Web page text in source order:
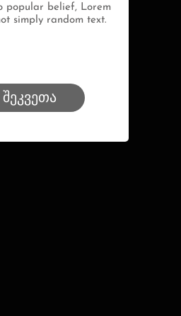
popular belief, Lorem
simply random text.
შეკვეთა